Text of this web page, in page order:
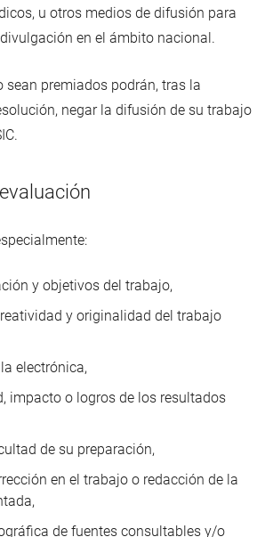
u otros medios de difusión para
en el ámbito nacional.
sean premiados podrán, tras la
negar la difusión de su trabajo
y objetivos del trabajo,
y originalidad del trabajo
electrónica,
impacto o logros de los resultados
de su preparación,
en el trabajo o redacción de la
de fuentes consultables y/o